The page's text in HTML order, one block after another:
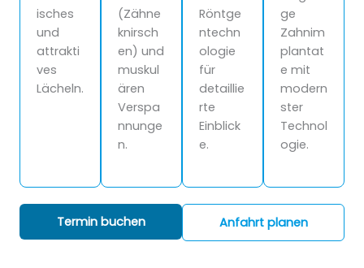
isches
und
attrakti
ves
Lächeln.
(Zähne
knirsch
en) und
muskul
ären
Verspa
nnunge
n.
Röntge
ntechn
ologie
für
detaillie
rte
Einblick
e.
ge
Zahnim
plantat
e mit
modern
ster
Technol
ogie.
Termin buchen Anfahrt planen